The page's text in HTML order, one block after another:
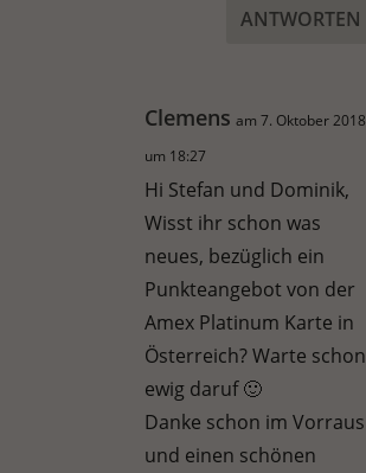
ANTWORTEN
Clemens am 7. Oktober 2018
um 18:27
Hi Stefan und Dominik,
Wisst ihr schon was
neues, bezüglich ein
Punkteangebot von der
Amex Platinum Karte in
Österreich? Warte schon
ewig daruf 🙂
Danke schon im Vorraus
und einen schönen